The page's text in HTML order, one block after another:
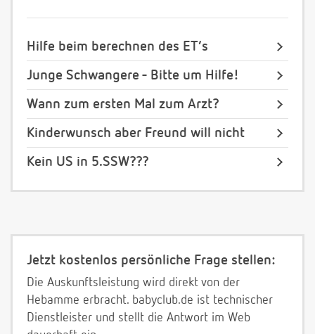
Hilfe beim berechnen des ET’s
Junge Schwangere - Bitte um Hilfe!
Wann zum ersten Mal zum Arzt?
Kinderwunsch aber Freund will nicht
Kein US in 5.SSW???
Jetzt kostenlos persönliche Frage stellen:
Die Auskunftsleistung wird direkt von der
Hebamme erbracht. babyclub.de ist technischer
Dienstleister und stellt die Antwort im Web